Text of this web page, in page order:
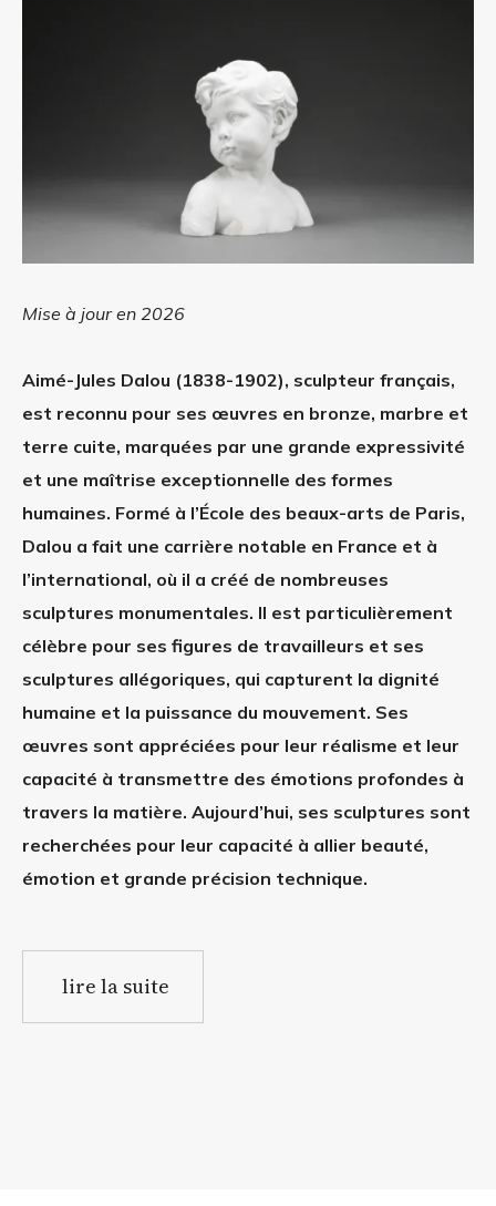
Mise à jour en 2026
Aimé-Jules Dalou (1838-1902), sculpteur français,
est reconnu pour ses œuvres en bronze, marbre et
terre cuite, marquées par une grande expressivité
et une maîtrise exceptionnelle des formes
humaines. Formé à l’École des beaux-arts de Paris,
Dalou a fait une carrière notable en France et à
l’international, où il a créé de nombreuses
sculptures monumentales. Il est particulièrement
célèbre pour ses figures de travailleurs et ses
sculptures allégoriques, qui capturent la dignité
humaine et la puissance du mouvement. Ses
œuvres sont appréciées pour leur réalisme et leur
capacité à transmettre des émotions profondes à
travers la matière. Aujourd’hui, ses sculptures sont
recherchées pour leur capacité à allier beauté,
émotion et grande précision technique.
lire la suite